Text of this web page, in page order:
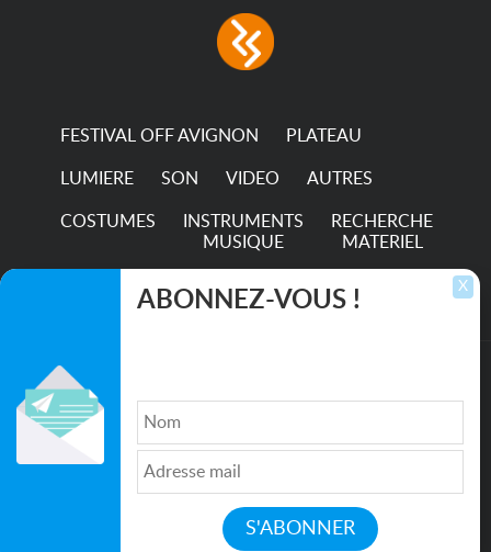
consumption The
permanence of a 50,000-
FESTIVAL OFF AVIGNON PLATEAU
LUMIERE SON VIDEO AUTRES
COSTUMES
INSTRUMENTS
MUSIQUE
RECHERCHE
MATERIEL
TRANSPORTS
Qui sommes nous ?| Médias
Politique de confidentialité| Partenaires|
Mentions légales
X
ABONNEZ-VOUS !